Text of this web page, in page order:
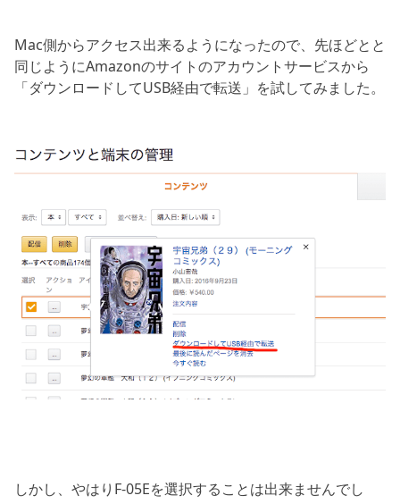
Mac側からアクセス出来るようになったので、先ほどとと
同じようにAmazonのサイトのアカウントサービスから
「ダウンロードしてUSB経由で転送」を試してみました。
しかし、やはりF-05Eを選択することは出来ませんでし